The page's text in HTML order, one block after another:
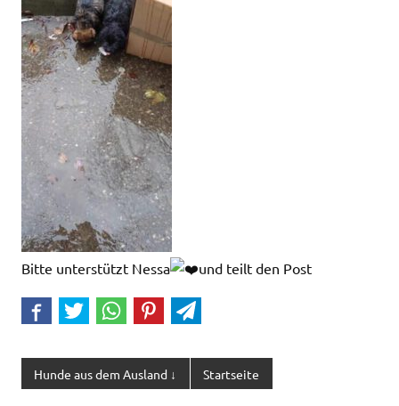
Bitte unterstützt Nessa und teilt den Post
Hunde aus dem Ausland ↓ Startseite